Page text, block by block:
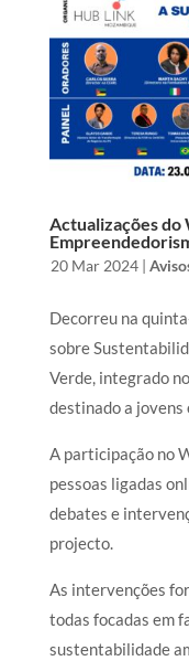
Actualizações do
20 Mar 2024|
Decorreu na
sobre
Verde, integrado
destinado a jovens
A participação no
pessoas ligadas
debates e
projecto.
As intervenções
todas focadas em
sustentabilidade